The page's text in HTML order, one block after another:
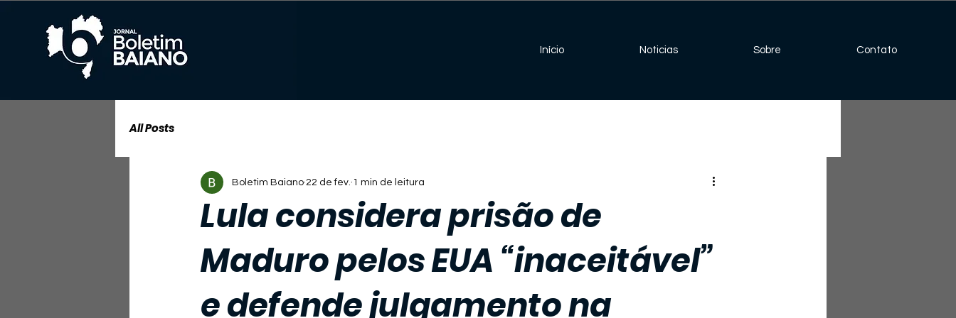
Início Noticias Sobre Contato
All Posts
Lula considera prisão de
Maduro pelos EUA “inaceitável”
e defende julgamento na
Boletim Baiano 22 de fev. 1 min de leitura